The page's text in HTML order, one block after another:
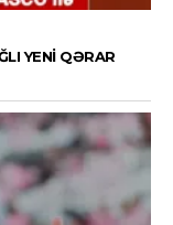
YENI QƏRAR